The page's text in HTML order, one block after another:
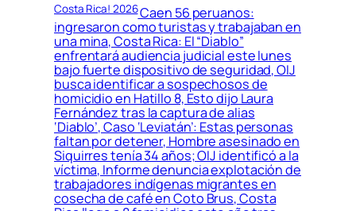
Costa Rica! 2026Caen 56 peruanos:
ingresaron como turistas y trabajaban en
una mina, Costa Rica: El “Diablo”
enfrentará audiencia judicial este lunes
bajo fuerte dispositivo de seguridad, OIJ
busca identificar a sospechosos de
homicidio en Hatillo 8, Esto dijo Laura
Fernández tras la captura de alias
‘Diablo’, Caso ‘Leviatán’: Estas personas
faltan por detener, Hombre asesinado en
Siquirres tenía 34 años; OIJ identificó a la
víctima, Informe denuncia explotación de
trabajadores indígenas migrantes en
cosecha de café en Coto Brus, Costa